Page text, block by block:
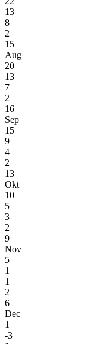
13
8
2
15
Aug
20
13
7
2
16
Sep
15
9
4
2
13
Okt
10
5
3
2
9
Nov
5
1
1
2
6
Dec
1
-3